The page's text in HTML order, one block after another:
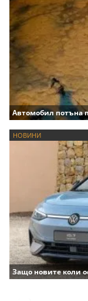
Автомобил потъна
НОВИНИ
Защо новите коли